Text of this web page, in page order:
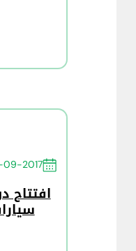
09-2017
افتتاح